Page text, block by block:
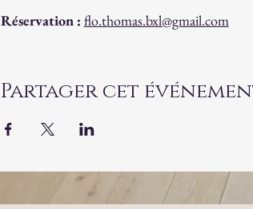
Réservation : flo.thomas.bxl@gmail.com
Partager cet